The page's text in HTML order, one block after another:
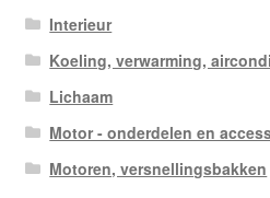
Interieur
Koeling, verwarming,
Lichaam
Motor - onderdelen en
Motoren, versnellingsbakken